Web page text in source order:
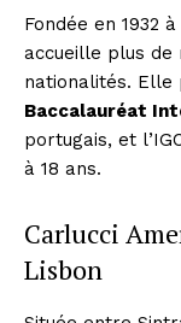
Fondée en 1932
accueille plus de
nationalités. Elle
Baccalauréat
portugais, et
à 18 ans.
Carlucci
Lisbon